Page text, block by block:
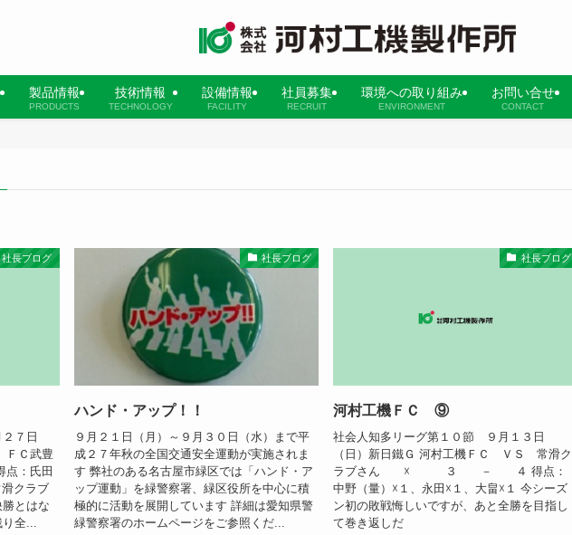
製品情報
PRODUCTS
技術情報
TECHNOLOGY
設備情報
FACILITY
社員募集
RECRUIT
環境への取り組み
ENVIRONMENT
お問い合せ
CONTACT
社長ブログ
７日
ＦＣ武豊
氏田
クラブ
とはな
全...
社長ブログ
ハンド・アップ！！
９月２１日（月）～９月３０日（水）まで平
成２７年秋の全国交通安全運動が実施されま
す 弊社のある名古屋市緑区では「ハンド・ア
ップ運動」を緑警察署、緑区役所を中心に積
極的に活動を展開しています 詳細は愛知県警
緑警察署のホームページをご参照くだ...
社長ブログ
河村工機ＦＣ ⑨
社会人知多リーグ第１０節 ９月１３日
（日）新日鐵Ｇ 河村工機ＦＣ ＶＳ 常滑ク
ラブさん ☓ ３ － ４ 得点：
中野（量）☓１、永田☓１、大畠☓１ 今シーズ
ン初の敗戦悔しいですが、あと全勝を目指し
て巻き返しだ